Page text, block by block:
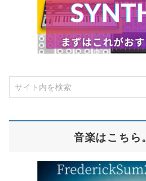
音楽はこちら。